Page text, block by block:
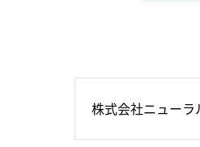
株式会社ニュー